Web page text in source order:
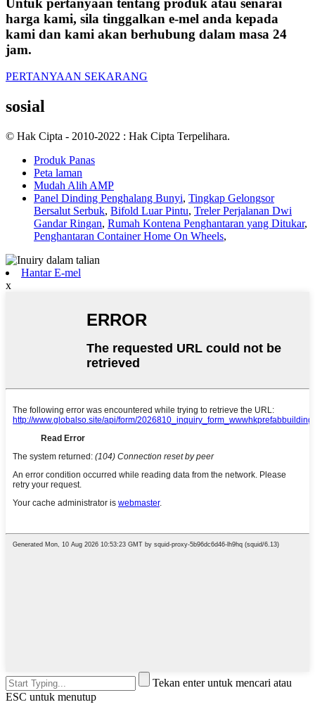
Untuk pertanyaan tentang produk atau senarai
harga kami, sila tinggalkan e-mel anda kepada
kami dan kami akan berhubung dalam masa 24
jam.
PERTANYAAN SEKARANG
sosial
© Hak Cipta - 2010-2022 : Hak Cipta Terpelihara.
Produk Panas
Peta laman
Mudah Alih AMP
Panel Dinding Penghalang Bunyi, Tingkap Gelongsor
Bersalut Serbuk, Bifold Luar Pintu, Treler Perjalanan Dwi
Gandar Ringan, Rumah Kontena Penghantaran yang Ditukar,
Penghantaran Container Home On Wheels,
Hantar E-mel
x
Tekan enter untuk mencari atau
ESC untuk menutup